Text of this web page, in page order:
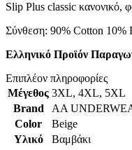
Slip Plus classic κανονικό,
Σύνθεση: 90% Cotton 10%
Ελληνικό Προϊόν
Επιπλέον πληροφορίες
Μέγεθος 3XL, 4XL, 5XL
Brand
AA
Color
Beige
Υλικό
Βαμβάκι